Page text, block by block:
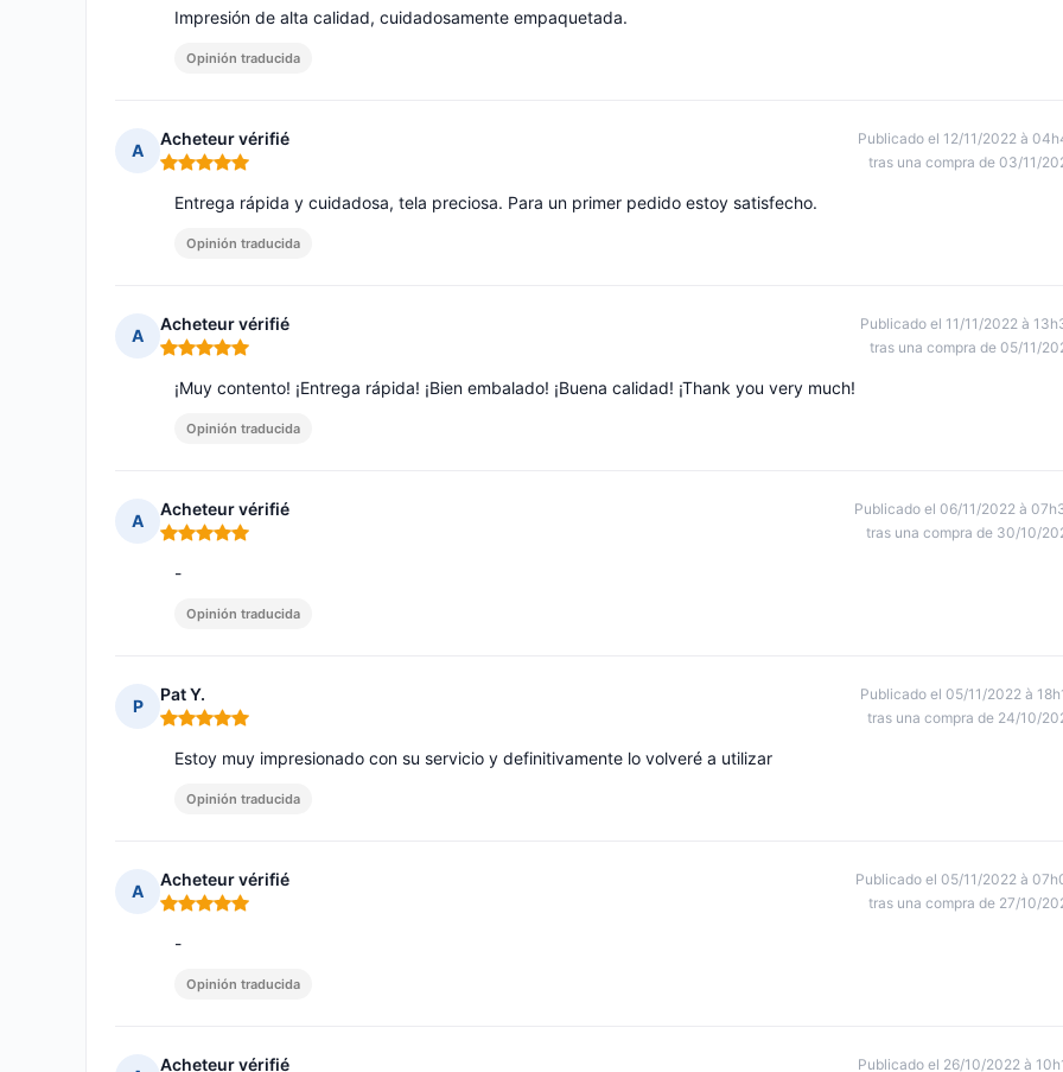
Impresión de alta calidad, cuidadosamente empaquetada.
Opinión traducida
A
Acheteur vérifié
Nota: 5 de 5
Publicado el 12/11/2022 à
tras una compra de 03/11/
Entrega rápida y cuidadosa, tela preciosa. Para un primer pedido estoy satisfecho.
Opinión traducida
A
Acheteur vérifié
Nota: 5 de 5
Publicado el 11/11/2022 à
tras una compra de 05/11/
¡Muy contento! ¡Entrega rápida! ¡Bien embalado! ¡Buena calidad! ¡Thank you very much!
Opinión traducida
A
Acheteur vérifié
Nota: 5 de 5
Publicado el 06/11/2022 à
tras una compra de 30/10/
-
Opinión traducida
P
Pat Y.
Nota: 5 de 5
Publicado el 05/11/2022 à
tras una compra de 24/10/
Estoy muy impresionado con su servicio y definitivamente lo volveré a utilizar
Opinión traducida
A
Acheteur vérifié
Nota: 5 de 5
Publicado el 05/11/2022 à
tras una compra de 27/10/
-
Opinión traducida
Acheteur vérifié Publicado el 26/10/2022 à